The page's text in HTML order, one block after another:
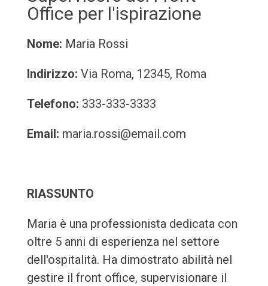
Office per l'ispirazione
Nome: Maria Rossi
Indirizzo: Via Roma, 12345, Roma
Telefono: 333-333-3333
Email: maria.rossi@email.com
RIASSUNTO
Maria è una professionista dedicata con
oltre 5 anni di esperienza nel settore
dell'ospitalità. Ha dimostrato abilità nel
gestire il front office, supervisionare il